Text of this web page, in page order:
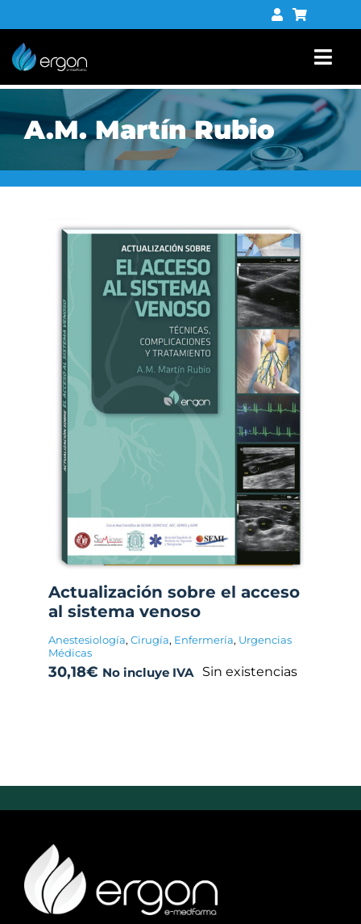
al
contenido
Tienda digital
A.M. Martín Rubio
Actualización sobre el acceso
al sistema venoso
Anestesiología, Cirugía, Enfermería, Urgencias
Médicas
30,18€ No incluye IVA Sin existencias